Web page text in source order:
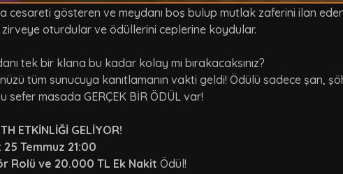
cesareti gösteren ve meydanı boş bulup mutlak zaferini ilan
oturdular ve ödüllerini ceplerine koydular.
tek bir klana bu kadar kolay mı bırakacaksınız?
tüm sunucuya kanıtlamanın vakti geldi! Ödülü sadece şan,
sefer masada GERÇEK BİR ÖDÜL var!
ETKİNLİĞİ GELİYOR!
25 Temmuz 21:00
Rolü ve 20.000 TL Ek Nakit Ödül!